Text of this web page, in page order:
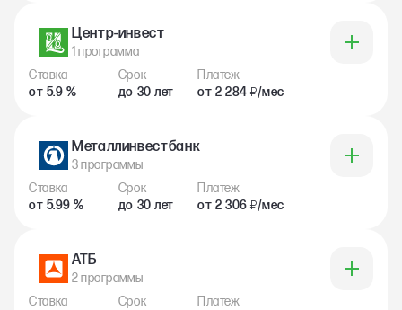
1 программа
Центр-инвест
Ставка
от 5.9 %
Срок
до 30 лет
Платеж
от 2 284₽/мес
3 программы
Металлинвестбанк
Ставка
от 5.99 %
Срок
до 30 лет
Платеж
от 2 306₽/мес
2 программы
АТБ
Ставка
Срок
Платеж